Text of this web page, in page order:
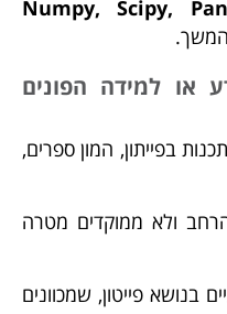
Numpy, Scipy,
או למידה הפונים
בפייתון, המון ספרים,
ולא ממוקדים מטרה
פייטון, שמכוונים